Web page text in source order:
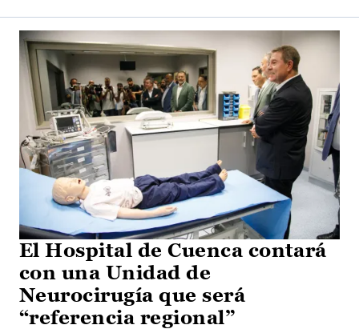
El Hospital de Cuenca contará
con una Unidad de
Neurocirugía que será
“referencia regional”